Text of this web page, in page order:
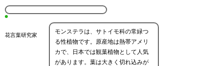
花言葉研究家
モンステラは、サトイモ科の常緑つ
る性植物です。原産地は熱帯アメリ
カで、日本では観葉植物として人気
があります。葉は大きく切れ込みが